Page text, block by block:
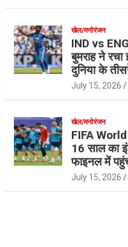
खेल/मनोरंजन
IND vs
बुमराह ने
दुनिया के
July 15, 2026
खेल/मनोरंजन
FIFA
16 साल का
फाइनल में
July 15, 2026